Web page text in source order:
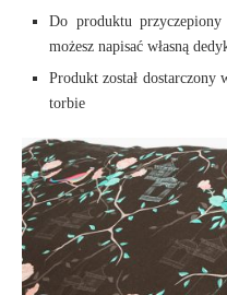
Do produktu
możesz napisać własną
Produkt został
torbie